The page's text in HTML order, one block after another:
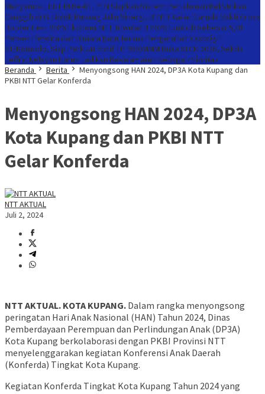
Menyambut HUT RI Ke-81, PLN Siapkan Sistem Pertahanan Kelistrikan
Canggih di GI Bolok Kupang Jalin Sinergi, BI NTT Gelar Garuda Sakti Cross
Border Fest 2026 Ekonomi NTT Triwulan II 2026 Tumbuh Sebesar 5,01
Persen Perwira dan Bintara Baru Terima Pengarahan Kasbrigif
21/Komodo, Siap Perkuat Yonif TP 939/MMM Buka SLCN 2026, Sekda
Jeffry: Nelayan Harus Jadikan Keselamatan Sebagai Prioritas
Beranda
Berita
Menyongsong HAN 2024, DP3A Kota Kupang dan
PKBI NTT Gelar Konferda
Menyongsong HAN 2024, DP3A
Kota Kupang dan PKBI NTT
Gelar Konferda
NTT AKTUAL
Juli 2, 2024
NTT AKTUAL. KOTA KUPANG. Dalam rangka menyongsong
peringatan Hari Anak Nasional (HAN) Tahun 2024, Dinas
Pemberdayaan Perempuan dan Perlindungan Anak (DP3A)
Kota Kupang berkolaborasi dengan PKBI Provinsi NTT
menyelenggarakan kegiatan Konferensi Anak Daerah
(Konferda) Tingkat Kota Kupang.
Kegiatan Konferda Tingkat Kota Kupang Tahun 2024 yang